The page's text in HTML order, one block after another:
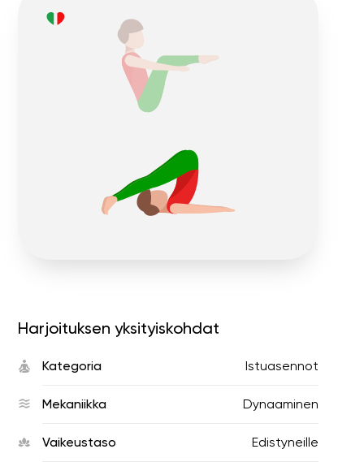
Harjoituksen yksityiskohdat
Kategoria Istuasennot
Mekaniikka Dynaaminen
Vaikeustaso Edistyneille